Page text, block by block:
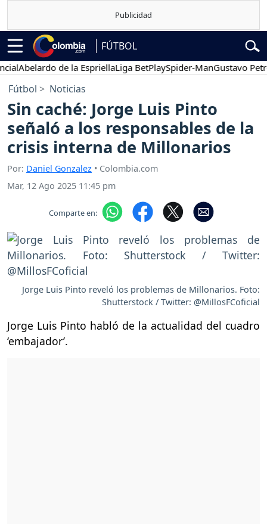
FÚTBOL
de la EspriellaLiga BetPlaySpider-ManGustavo Petro
Fútbol Noticias
Sin caché: Jorge Luis Pinto
señaló a los responsables de la
crisis interna de Millonarios
Por: Daniel Gonzalez • Colombia.com
Mar, 12 Ago 2025 11:45 pm
Comparte en:
Jorge Luis Pinto reveló los problemas de Millonarios. Foto:
Shutterstock / Twitter: @MillosFCoficial
Jorge Luis Pinto habló de la actualidad del cuadro
‘embajador’.